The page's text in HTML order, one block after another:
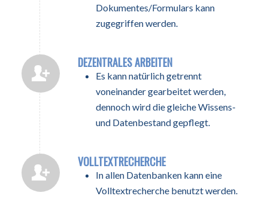
Dokumentes/Formulars kann
zugegriffen werden.
DEZENTRALES ARBEITEN
Es kann natürlich getrennt
voneinander gearbeitet werden,
dennoch wird die gleiche Wissens-
und Datenbestand gepflegt.
VOLLTEXTRECHERCHE
In allen Datenbanken kann eine
Volltextrecherche benutzt werden.